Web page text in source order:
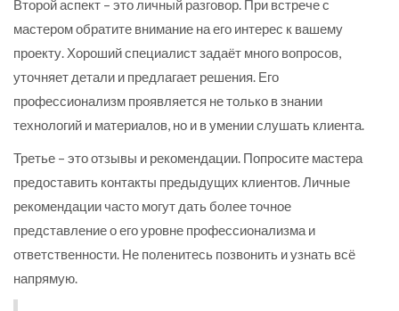
Второй аспект – это личный разговор. При встрече с
мастером обратите внимание на его интерес к вашему
проекту. Хороший специалист задаёт много вопросов,
уточняет детали и предлагает решения. Его
профессионализм проявляется не только в знании
технологий и материалов, но и в умении слушать клиента.
Третье – это отзывы и рекомендации. Попросите мастера
предоставить контакты предыдущих клиентов. Личные
рекомендации часто могут дать более точное
представление о его уровне профессионализма и
ответственности. Не поленитесь позвонить и узнать всё
напрямую.